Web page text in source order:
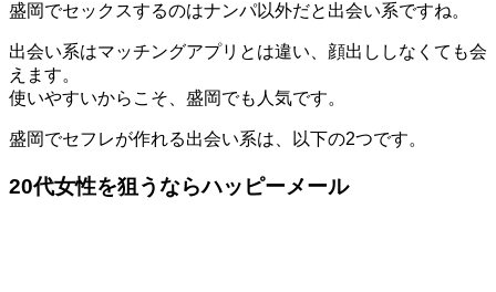
盛岡でセックスするのはナンパ以外だと出会い系ですね。
出会い系はマッチングアプリとは違い、顔出ししなくても会
えます。
使いやすいからこそ、盛岡でも人気です。
盛岡でセフレが作れる出会い系は、以下の2つです。
20代女性を狙うならハッピーメール